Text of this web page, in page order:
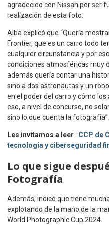
agradecido con Nissan por ser
realización de esta foto.
Alba explicó que “Quería
Frontier, que es un carro todo
cualquier circunstancia y por
condiciones atmosféricas muy
además quería contar una
sino a dos astronautas y un
en el poder del carro y cómo
eso, a nivel de concurso, no
sino lo que cuenta la fotografía”.
Les invitamos a leer : CCP de
tecnología y ciberseguridad
Lo que sigue
Fotografía
Además, indicó que tiene
explotando de la mano de la
World Photographic Cup 2024.